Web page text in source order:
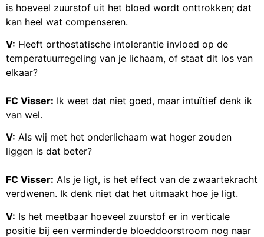
is hoeveel zuurstof uit het bloed wordt onttrokken; dat
kan heel wat compenseren.
V: Heeft orthostatische intolerantie invloed op de
temperatuurregeling van je lichaam, of staat dit los van
elkaar?
FC Visser: Ik weet dat niet goed, maar intuïtief denk ik
van wel.
V: Als wij met het onderlichaam wat hoger zouden
liggen is dat beter?
FC Visser: Als je ligt, is het effect van de zwaartekracht
verdwenen. Ik denk niet dat het uitmaakt hoe je ligt.
V: Is het meetbaar hoeveel zuurstof er in verticale
positie bij een verminderde bloeddoorstroom nog naar